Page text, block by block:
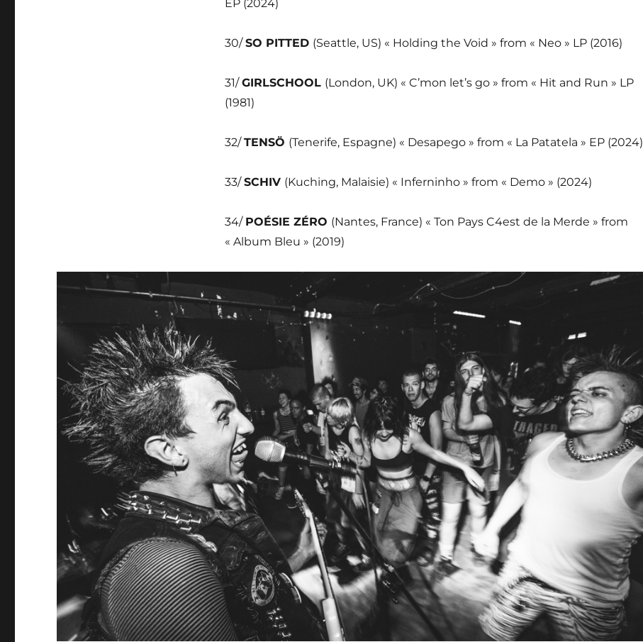
EP (2024)
30/SO PITTED (Seattle, US) « Holding the Void » from « Neo » LP (2016)
31/GIRLSCHOOL (London, UK) « C’mon let’s go » from « Hit and Run » LP
(1981)
32/TENSÖ (Tenerife, Espagne) « Desapego » from « La Patatela » EP (2024)
33/SCHIV (Kuching, Malaisie) « Inferninho » from « Demo » (2024)
34/ POÉSIE ZÉRO (Nantes, France) « Ton Pays C4est de la Merde » from
« Album Bleu » (2019)